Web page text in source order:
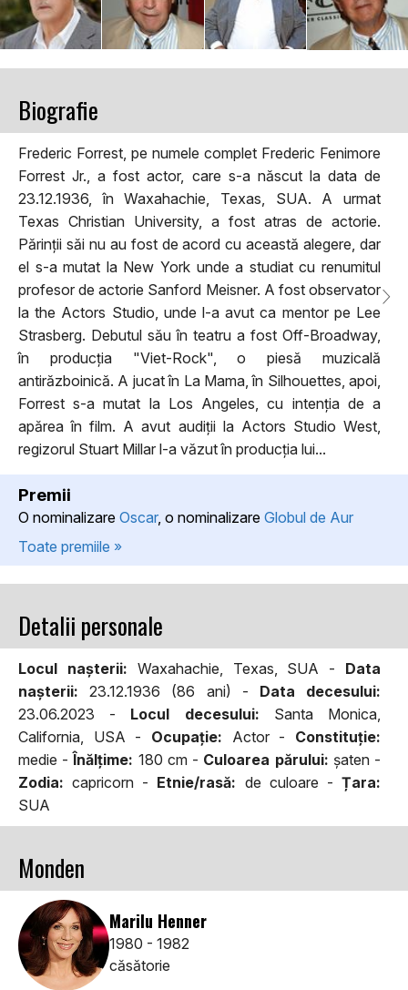
Biografie
Frederic Forrest, pe numele complet Frederic Fenimore
Forrest Jr., a fost actor, care s-a născut la data de
23.12.1936, în Waxahachie, Texas, SUA. A urmat
Texas Christian University, a fost atras de actorie.
Părinții săi nu au fost de acord cu această alegere, dar
el s-a mutat la New York unde a studiat cu renumitul
profesor de actorie Sanford Meisner. A fost observator
la the Actors Studio, unde l-a avut ca mentor pe Lee
Strasberg. Debutul său în teatru a fost Off-Broadway,
în producția "Viet-Rock", o piesă muzicală
antirăzboinică. A jucat în La Mama, în Silhouettes, apoi,
Forrest s-a mutat la Los Angeles, cu intenția de a
apărea în film. A avut audiții la Actors Studio West,
regizorul Stuart Millar l-a văzut în producția lui...
Premii
O nominalizare Oscar, o nominalizare Globul de Aur
Toate premiile »
Detalii personale
Locul naşterii: Waxahachie, Texas, SUA - Data
naşterii: 23.12.1936 (86 ani) - Data decesului:
23.06.2023 - Locul decesului: Santa Monica,
California, USA - Ocupaţie: Actor - Constituţie:
medie -Înălţime: 180 cm - Culoarea părului: şaten -
Zodia: capricorn - Etnie/rasă: de culoare -Țara:
SUA
Monden
Marilu Henner
1980 - 1982
căsătorie